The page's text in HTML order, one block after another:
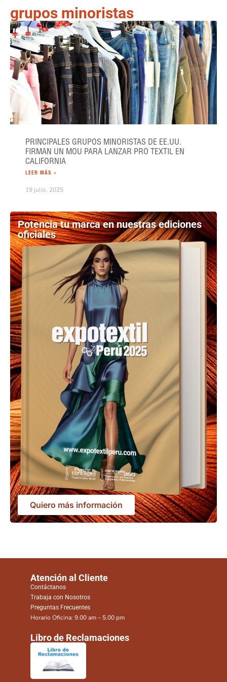
grupos minoristas
PRINCIPALES GRUPOS MINORISTAS DE EE.UU.
FIRMAN UN MOU PARA LANZAR PRO TEXTIL EN
CALIFORNIA
LEER MÁS »
19 julio, 2025
Potencia tu marca en nuestras ediciones
oficiales
Quiero más información
Atención al Cliente
Contáctanos
Trabaja con Nosotros
Preguntas Frecuentes
Horario Oficina: 9.00 am – 5.00 pm
Libro de Reclamaciones